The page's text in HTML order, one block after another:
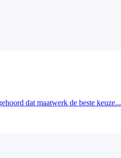
dat maatwerk de beste keuze...